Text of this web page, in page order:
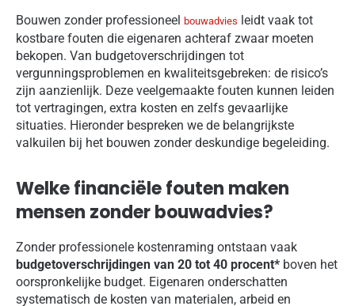
Bouwen zonder professioneel bouwadvies leidt vaak tot
kostbare fouten die eigenaren achteraf zwaar moeten
bekopen. Van budgetoverschrijdingen tot
vergunningsproblemen en kwaliteitsgebreken: de risico’s
zijn aanzienlijk. Deze veelgemaakte fouten kunnen leiden
tot vertragingen, extra kosten en zelfs gevaarlijke
situaties. Hieronder bespreken we de belangrijkste
valkuilen bij het bouwen zonder deskundige begeleiding.
Welke financiële fouten maken
mensen zonder bouwadvies?
Zonder professionele kostenraming ontstaan vaak
budgetoverschrijdingen van 20 tot 40 procent* boven het
oorspronkelijke budget. Eigenaren onderschatten
systematisch de kosten van materialen, arbeid en